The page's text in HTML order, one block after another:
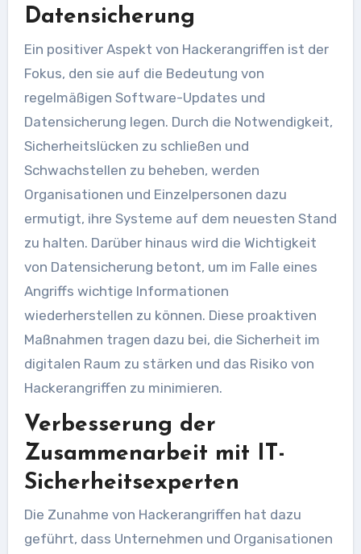
Datensicherung
Ein positiver Aspekt von Hackerangriffen ist der
Fokus, den sie auf die Bedeutung von
regelmäßigen Software-Updates und
Datensicherung legen. Durch die Notwendigkeit,
Sicherheitslücken zu schließen und
Schwachstellen zu beheben, werden
Organisationen und Einzelpersonen dazu
ermutigt, ihre Systeme auf dem neuesten Stand
zu halten. Darüber hinaus wird die Wichtigkeit
von Datensicherung betont, um im Falle eines
Angriffs wichtige Informationen
wiederherstellen zu können. Diese proaktiven
Maßnahmen tragen dazu bei, die Sicherheit im
digitalen Raum zu stärken und das Risiko von
Hackerangriffen zu minimieren.
Verbesserung der
Zusammenarbeit mit IT-
Sicherheitsexperten
Die Zunahme von Hackerangriffen hat dazu
geführt, dass Unternehmen und Organisationen